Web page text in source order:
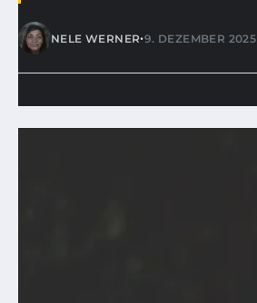
NELE WERNER•9. DEZEMBER 2025